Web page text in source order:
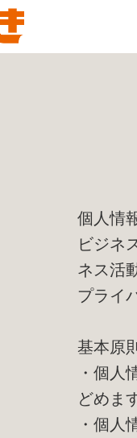
個人情
ビジネ
ネス活
プライ
基本原
・個人
どめま
・個人